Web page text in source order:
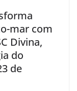
mar com
Divina,
do
de